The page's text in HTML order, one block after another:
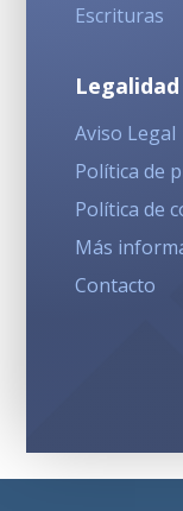
Escrituras
Legalidad
Aviso Legal
Política de
Política de
Más
Contacto